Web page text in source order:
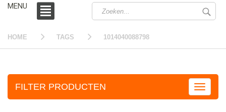
MENU
HOME TAGS 1014040088798
FILTER PRODUCTEN